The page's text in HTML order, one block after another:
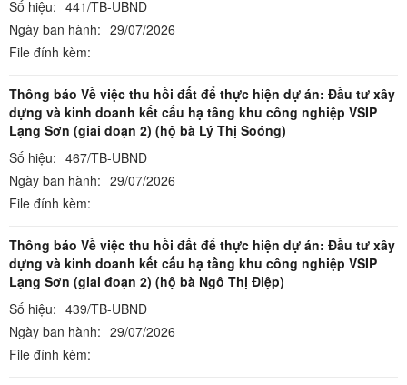
Số hiệu: 441/TB-UBND
Ngày ban hành: 29/07/2026
File đính kèm:
Thông báo Về việc thu hồi đất để thực hiện dự án: Đầu tư xây
dựng và kinh doanh kết cấu hạ tầng khu công nghiệp VSIP
Lạng Sơn (giai đoạn 2) (hộ bà Lý Thị Soóng)
Số hiệu: 467/TB-UBND
Ngày ban hành: 29/07/2026
File đính kèm:
Thông báo Về việc thu hồi đất để thực hiện dự án: Đầu tư xây
dựng và kinh doanh kết cấu hạ tầng khu công nghiệp VSIP
Lạng Sơn (giai đoạn 2) (hộ bà Ngô Thị Điệp)
Số hiệu: 439/TB-UBND
Ngày ban hành: 29/07/2026
File đính kèm: